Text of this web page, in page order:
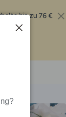
bis zu 76 €